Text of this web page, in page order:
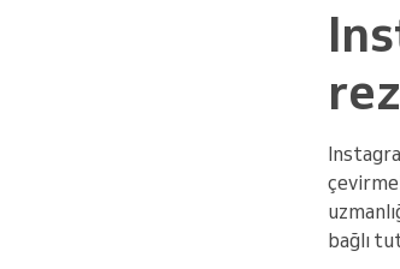
bağlı